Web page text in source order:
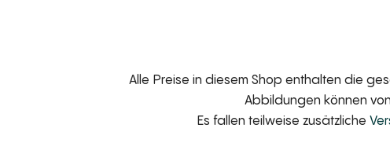
Alle Preise in diesem Shop enthalten die
Abbildungen können
Es fallen teilweise zusätzliche